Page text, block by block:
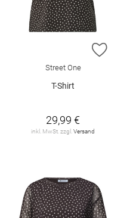
WUNSCHLISTE HINZUFÜGEN
ZUR
Street One
T-Shirt
29,99 €
inkl. MwSt. zzgl. Versand